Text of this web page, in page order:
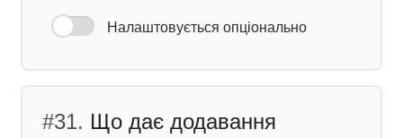
Налаштовується опціонально
#31. Що дає додавання